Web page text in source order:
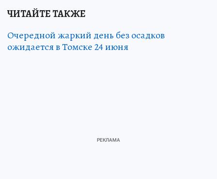
ЧИТАЙТЕ ТАКЖЕ
Очередной жаркий день без осадков
ожидается в Томске 24 июня